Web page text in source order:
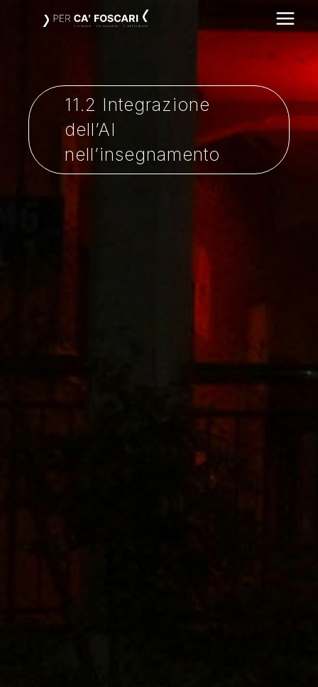
11.2 Integrazione
dell’AI
nell’insegnamento